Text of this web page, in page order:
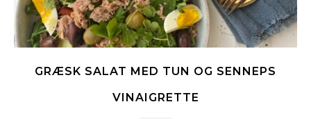
GRÆSK SALAT MED TUN OG SENNEPS
VINAIGRETTE